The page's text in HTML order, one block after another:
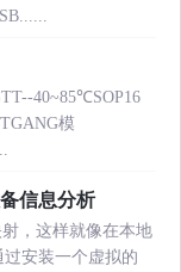
40~85℃SOP16
模
信息分析
，这样就像在本地
安装一个虚拟的